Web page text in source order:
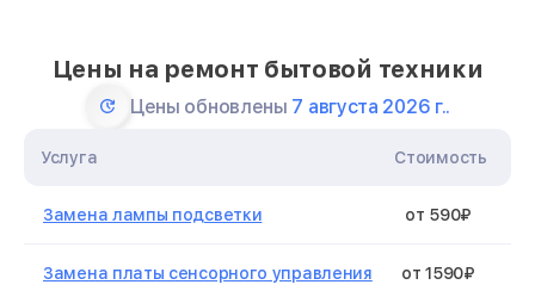
Цены на ремонт бытовой техники
Цены обновлены 7 августа 2026 г..
Услуга Стоимость
Замена лампы подсветки от 590₽
Замена платы сенсорного управления от 1590₽